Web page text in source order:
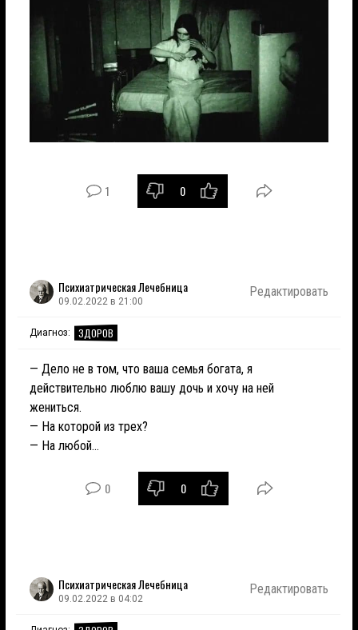
1 0
Психиатрическая Лечебница
09.02.2022 в 21:00
Редактировать
Диагноз: ЗДОРОВ
— Дело не в том, что ваша семья богата, я
действительно люблю вашу дочь и хочу на ней
жениться.
— На которой из трех?
— На любой…
0 0
Психиатрическая Лечебница
09.02.2022 в 04:02
Редактировать